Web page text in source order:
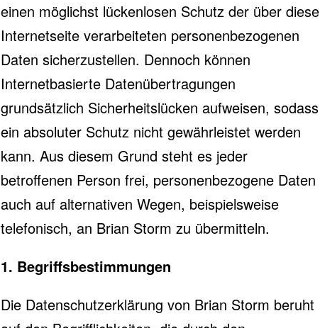
einen möglichst lückenlosen Schutz der über diese
Internetseite verarbeiteten personenbezogenen
Daten sicherzustellen. Dennoch können
Internetbasierte Datenübertragungen
grundsätzlich Sicherheitslücken aufweisen, sodass
ein absoluter Schutz nicht gewährleistet werden
kann. Aus diesem Grund steht es jeder
betroffenen Person frei, personenbezogene Daten
auch auf alternativen Wegen, beispielsweise
telefonisch, an Brian Storm zu übermitteln.
1. Begriffsbestimmungen
Die Datenschutzerklärung von Brian Storm beruht